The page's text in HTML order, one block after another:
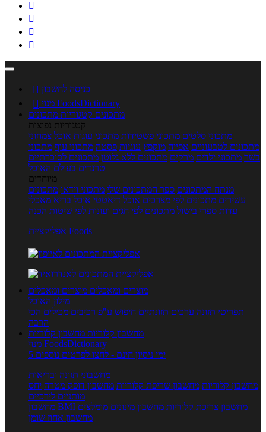




 כניסה לחשבון

מנוי FoodsDictionary
מתכונים קטגוריות מתכונים
קטגוריות נפוצות
מתכוני סלטים מתכוני פשטידות מתכוני עוגות אוכל צמחוני
מתכונים לטבעוניים אפייה מוקפץ עוגיות פסטה מתכוני עוף מתכוני
בשר מתכוני ילדים מרקים מתכונים ללא גלוטן מתכונים לסוכרתיים
טרנדים בעולם האוכל
מיוחדים
מנתח המתכונים ספר המתכונים שלי מתכוני וידאו מתכונים
עשירים מתכונים לפי מצרכים אוכל דיאטטי אוכל בריא מאכלי
עדות ספרי בישול מתכונים לפי חגים ועונות לפי שיטות הכנה
אפליקציית Foods
מוצרים ומאכלים מוצרים ומאכלים
מילון האוכל
תפריטי תזונה ערכים תזונתיים חיפוש ע"פ רכיבים מכילים הכי
הרבה
מחשבון קלוריות מחשבון קלוריות
מנוי FoodsDictionary
5 ימי ניסיון חינם - לחצו לפרטים נוספים
מחשבוני תזונה ובריאות
מחשבון קלוריות מחשבון שריפת קלוריות מחשבון דופק מטרה יחס
מותניים לירכיים
מחשבון BMI
מחשבון צריכת קלוריות מחשבון מינונים מומלצים
מחשבון אחוז שומן